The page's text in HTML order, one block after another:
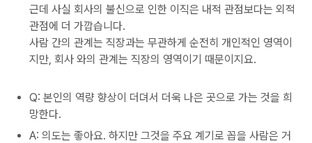
근데 사실 회사의 불신으로 인한 이직은 내적 관점보다는 외적
관점에 더 가깝습니다.
사람 간의 관계는 직장과는 무관하게 순전히 개인적인 영역이
지만, 회사 와의 관계는 직장의 영역이기 때문이지요.
Q: 본인의 역량 향상이 더뎌서 더욱 나은 곳으로 가는 것을 희
망한다.
A: 의도는 좋아요. 하지만 그것을 주요 계기로 꼽을 사람은 거